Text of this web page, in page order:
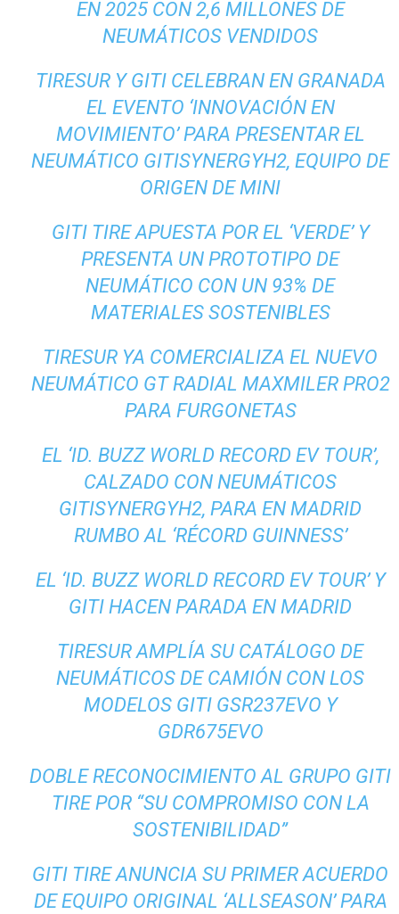
EN 2025 CON 2,6 MILLONES DE
NEUMÁTICOS VENDIDOS
TIRESUR Y GITI CELEBRAN EN GRANADA
EL EVENTO ‘INNOVACIÓN EN
MOVIMIENTO’ PARA PRESENTAR EL
NEUMÁTICO GITISYNERGYH2, EQUIPO DE
ORIGEN DE MINI
GITI TIRE APUESTA POR EL ‘VERDE’ Y
PRESENTA UN PROTOTIPO DE
NEUMÁTICO CON UN 93% DE
MATERIALES SOSTENIBLES
TIRESUR YA COMERCIALIZA EL NUEVO
NEUMÁTICO GT RADIAL MAXMILER PRO2
PARA FURGONETAS
EL ‘ID. BUZZ WORLD RECORD EV TOUR’,
CALZADO CON NEUMÁTICOS
GITISYNERGYH2, PARA EN MADRID
RUMBO AL ‘RÉCORD GUINNESS’
EL ‘ID. BUZZ WORLD RECORD EV TOUR’ Y
GITI HACEN PARADA EN MADRID
TIRESUR AMPLÍA SU CATÁLOGO DE
NEUMÁTICOS DE CAMIÓN CON LOS
MODELOS GITI GSR237EVO Y
GDR675EVO
DOBLE RECONOCIMIENTO AL GRUPO GITI
TIRE POR “SU COMPROMISO CON LA
SOSTENIBILIDAD”
GITI TIRE ANUNCIA SU PRIMER ACUERDO
DE EQUIPO ORIGINAL ‘ALLSEASON’ PARA